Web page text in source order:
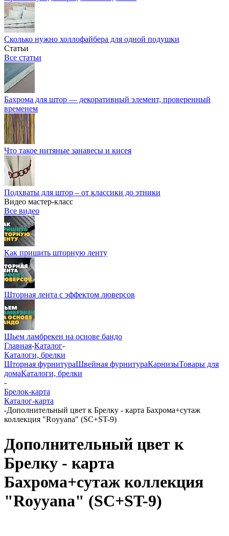
Сколько нужно холлофайбера для одной подушки
Статьи
Все статьи
Бахрома для штор — декоративный элемент, проверенный
временем
Что такое нитяные занавесы и кисея
Подхваты для штор – от классики до этники
Видео мастер-класс
Все видео
Как пришить шторную ленту
Шторная лента с эффектом люверсов
Шьем ламбрекен на основе бандо
Главная-Каталог-
Каталоги, брелки
Шторная фурнитураШвейная фурнитураКарнизыТовары для
домаКаталоги, брелки
-
Брелок-карта
Каталог-карта
-Дополнительный цвет к Брелку - карта Бахрома+сутаж
коллекция "Royyana" (SC+ST-9)
Дополнительный цвет к
Брелку - карта
Бахрома+сутаж коллекция
"Royyana" (SC+ST-9)